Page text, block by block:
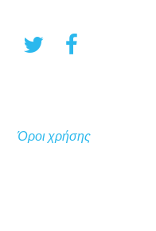
Όροι χρήσης